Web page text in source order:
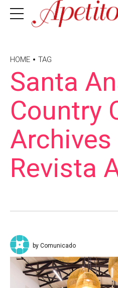
HOME TAG
Santa
Country
Archives
Revista
by Comunicado